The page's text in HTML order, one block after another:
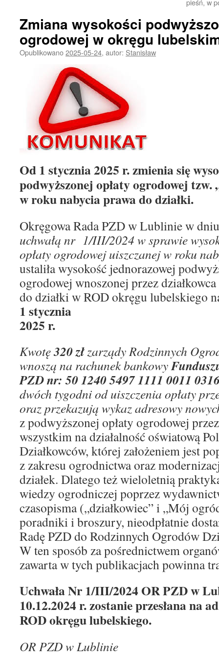
pieśń, w
Zmiana wysokości
ogrodowej w okręgu
Opublikowano2025-05-24, autor: Stanisław
Od 1 stycznia 2025 r. zmienia się
podwyższonej opłaty ogrodowej tzw.
w roku nabycia prawa do działki.
Okręgowa Rada PZD w Lublinie w
uchwałą nr 1/III/2024 w sprawie
opłaty ogrodowej uiszczanej w roku
ustaliła wysokość jednorazowej
ogrodowej wnoszonej przez
do działki w ROD okręgu lubelskiego
1 stycznia
2025 r.
Kwotę320 złzarządy Rodzinnych
wnoszą na rachunek bankowy
PZD nr: 50 1240 5497 1111 0011
dwóch tygodni od uiszczenia opłaty
oraz przekazują wykaz adresowy
z podwyższonej opłaty ogrodowej
wszystkim na działalność oświatową
Działkowców, której założeniem jest
z zakresu ogrodnictwa oraz
działek. Dlatego też wieloletnią
wiedzy ogrodniczej poprzez
czasopisma („działkowiec” i „Mój
poradniki i broszury, nieodpłatnie
Radę PZD do Rodzinnych Ogrodów
W ten sposób za pośrednictwem
zawarta w tych publikacjach powinna
Uchwała Nr 1/III/2024 OR PZD w
10.12.2024 r. zostanie przesłana na
ROD okręgu lubelskiego.
OR PZD w Lublinie